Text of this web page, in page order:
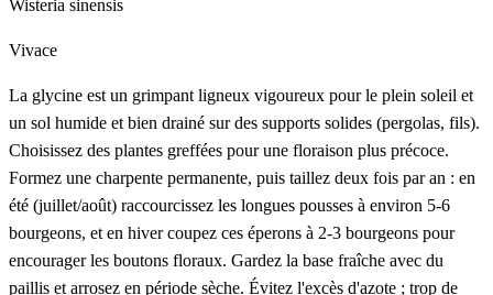
Wisteria sinensis
Vivace
La glycine est un grimpant ligneux vigoureux pour le plein soleil et
un sol humide et bien drainé sur des supports solides (pergolas, fils).
Choisissez des plantes greffées pour une floraison plus précoce.
Formez une charpente permanente, puis taillez deux fois par an : en
été (juillet/août) raccourcissez les longues pousses à environ 5-6
bourgeons, et en hiver coupez ces éperons à 2-3 bourgeons pour
encourager les boutons floraux. Gardez la base fraîche avec du
paillis et arrosez en période sèche. Évitez l'excès d'azote ; trop de